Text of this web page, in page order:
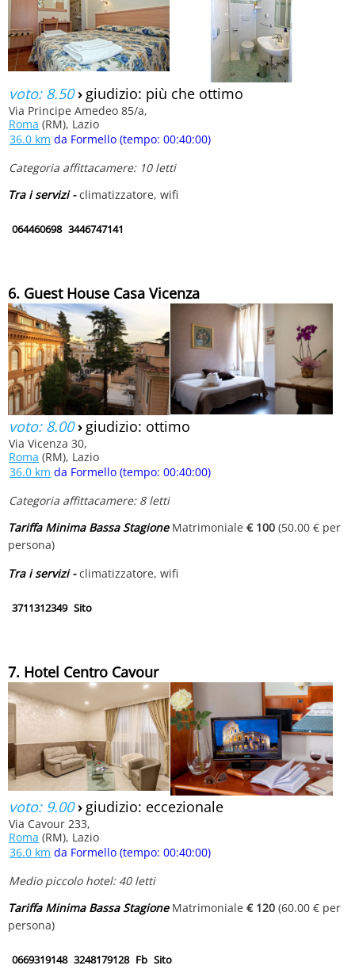
voto: 8.50› giudizio: più che ottimo
Via Principe Amedeo 85/a,
Roma (RM), Lazio
36.0 km da Formello (tempo: 00:40:00)
Categoria affittacamere: 10 letti
Tra i servizi -climatizzatore, wifi
064460698 3446747141
6. Guest House Casa Vicenza
voto: 8.00› giudizio: ottimo
Via Vicenza 30,
Roma (RM), Lazio
36.0 km da Formello (tempo: 00:40:00)
Categoria affittacamere: 8 letti
Tariffa Minima Bassa StagioneMatrimoniale € 100 (50.00 € per
persona)
Tra i servizi -climatizzatore, wifi
3711312349 Sito
7. Hotel Centro Cavour
voto: 9.00› giudizio: eccezionale
Via Cavour 233,
Roma (RM), Lazio
36.0 km da Formello (tempo: 00:40:00)
Medio piccolo hotel: 40 letti
Tariffa Minima Bassa StagioneMatrimoniale € 120 (60.00 € per
persona)
0669319148 3248179128 Fb Sito